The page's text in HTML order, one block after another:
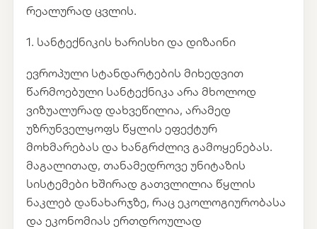
რეალურად ცვლის.
1. სანტექნიკის ხარისხი და დიზაინი
ევროპული სტანდარტების მიხედვით
წარმოებული სანტექნიკა არა მხოლოდ
ვიზუალურად დახვეწილია, არამედ
უზრუნველყოფს წყლის ეფექტურ
მოხმარებას და ხანგრძლივ გამოყენებას.
მაგალითად, თანამედროვე უნიტაზის
სისტემები ხშირად გათვლილია წყლის
ნაკლებ დანახარჯზე, რაც ეკოლოგიურობასა
და ეკონომიას ერთდროულად